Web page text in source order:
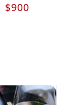
$900